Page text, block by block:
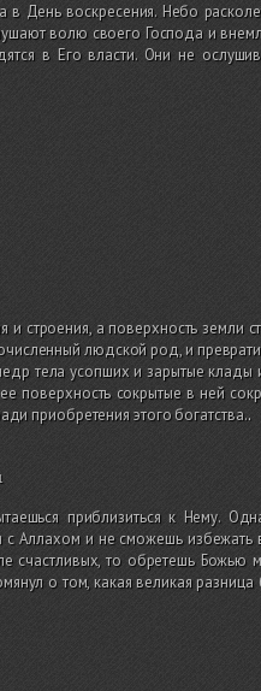
воскресения. Небо
волю своего Господа и
в Его власти. Они не
и строения, а поверхность земли
людской род, и
тела усопших и зарытые клады
поверхность сокрытые в ней
приобретения этого богатства..
приблизиться к Нему.
Аллахом и не сможешь избежать
то обретешь Божью
о том, какая великая